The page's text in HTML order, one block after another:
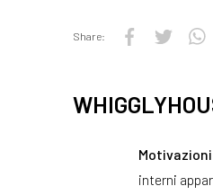
Share:
interni